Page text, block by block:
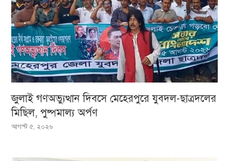
জুলাই গণঅভ্যুত্থান দিবসে মেহেরপুরে যুবদল-ছাত্রদলের
মিছিল, পুষ্পমাল্য অর্পণ
আগস্ট ৫, ২০২৬